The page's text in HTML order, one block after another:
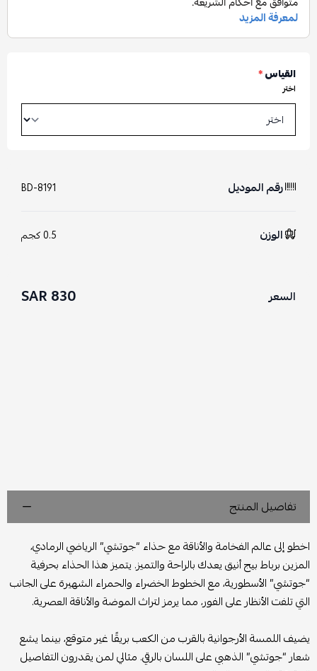
القياس*
اختر
رقم الموديل BD-8191
الوزن 0.5 كجم
السعر 830 SAR
تفاصيل المنتج
اخطو إلى عالم الفخامة والأناقة مع حذاء “جوتشي” الرياضي الرمادي،
المزين برباط بيج أنيق يعدك بالراحة والتميز. يتميز هذا الحذاء بحرفية
“جوتشي” الأسطورية، مع الخطوط الخضراء والحمراء الشهيرة على الجانب
التي تلفت الأنظار على الفور، مما يرمز لتراث الموضة والأناقة العصرية.
يضيف اللمسة الأرجوانية بالقرب من الكعب بريقًا غير متوقع، بينما يشع
شعار “جوتشي” الذهبي على اللسان بالرقي. مثالي لمن يقدرون التفاصيل